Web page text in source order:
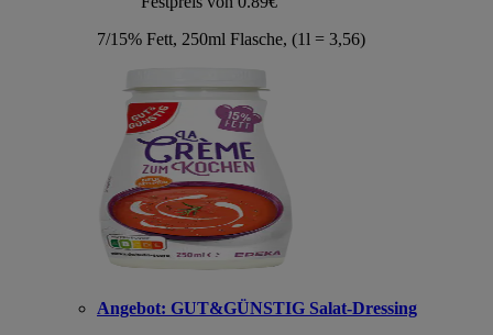
7/15% Fett, 250ml Flasche, (1l = 3,56)
Angebot: GUT&GÜNSTIG Salat-Dressing